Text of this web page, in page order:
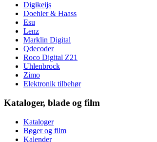
Digikeijs
Doehler & Haass
Esu
Lenz
Marklin Digital
Qdecoder
Roco Digital Z21
Uhlenbrock
Zimo
Elektronik tilbehør
Kataloger, blade og film
Kataloger
Bøger og film
Kalender